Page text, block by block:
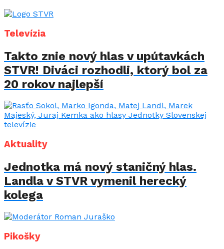
Televízia
Takto znie nový hlas v upútavkách
STVR! Diváci rozhodli, ktorý bol za
20 rokov najlepší
Aktuality
Jednotka má nový staničný hlas.
Landla v STVR vymenil herecký
kolega
Pikošky